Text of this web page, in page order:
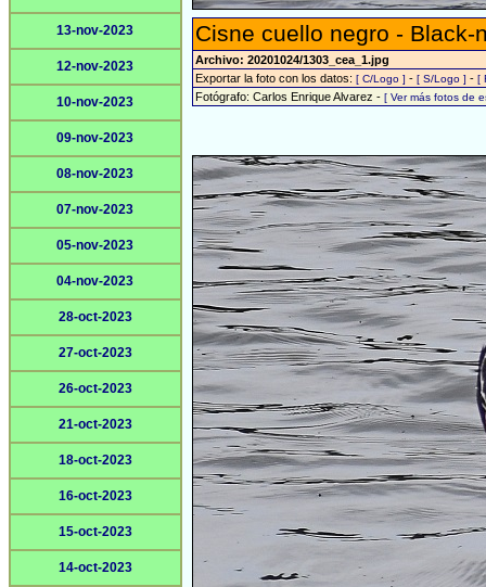
13-nov-2023
12-nov-2023
10-nov-2023
09-nov-2023
08-nov-2023
07-nov-2023
05-nov-2023
04-nov-2023
28-oct-2023
27-oct-2023
26-oct-2023
21-oct-2023
18-oct-2023
16-oct-2023
15-oct-2023
14-oct-2023
Cisne cuello negro -
Archivo: 20201024/1303_cea_1.jpg
Exportar la foto con los datos: [ C/Logo ] - [ S/Logo ] - [
Fotógrafo: Carlos Enrique Alvarez - [ Ver más fotos de